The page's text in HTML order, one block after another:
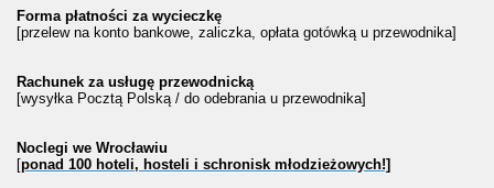
Forma płatności za wycieczkę
[przelew na konto bankowe, zaliczka, opłata gotówką u przewodnika]
Rachunek za usługę przewodnicką
[wysyłka Pocztą Polską / do odebrania u przewodnika]
Noclegi we Wrocławiu
[ponad 100 hoteli, hosteli i schronisk młodzieżowych!]